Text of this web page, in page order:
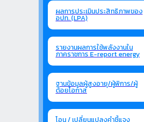
ผลการประเมินประสิทธิภาพของ
อปท. (LPA)
รายงานผลการใช้พลังงานใน
ภาคราชการ E-report energy
ฐานข้อมูลผู้สูงอายุ/ผู้พิการ/ผู้
ด้อยโอกาส
โอน / เปลี่ยนแปลงคำชี้แจง